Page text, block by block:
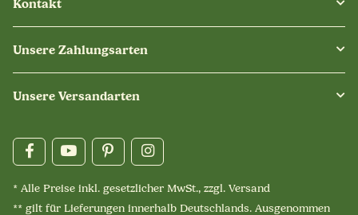
Kontakt
Unsere Zahlungsarten
Unsere Versandarten
* Alle Preise inkl. gesetzlicher MwSt., zzgl. Versand
** gilt für Lieferungen innerhalb Deutschlands. Ausgenommen